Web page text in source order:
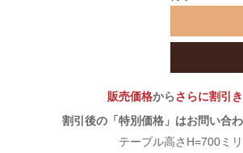
販売価格からさらに割引き
割引後の「特別価格」はお問い合
テーブル高さH=700ミリ